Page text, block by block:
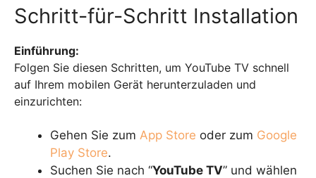
Schritt-für-Schritt Installation
Einführung:
Folgen Sie diesen Schritten, um YouTube TV schnell
auf Ihrem mobilen Gerät herunterzuladen und
einzurichten:
Gehen Sie zum App Store oder zum Google
Play Store.
Suchen Sie nach “YouTube TV” und wählen